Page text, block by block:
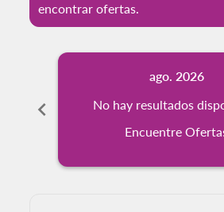
encontrar ofertas.
chevron_left
ago. 2026
No hay resultados
Encuentre